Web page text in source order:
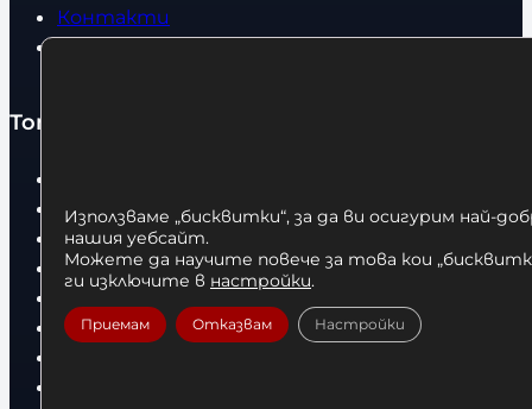
Контакти
Статии
Топ категории
Боксови чували
Боксови ръкавици
Дрехи
Детски дрехи
Суичъри
Използваме „бисквитки“, за да ви осигурим най-
нашия уебсайт.
Можете да научите повече за това кои
ги изключите в настройки.
Приемам Отказвам Настройки